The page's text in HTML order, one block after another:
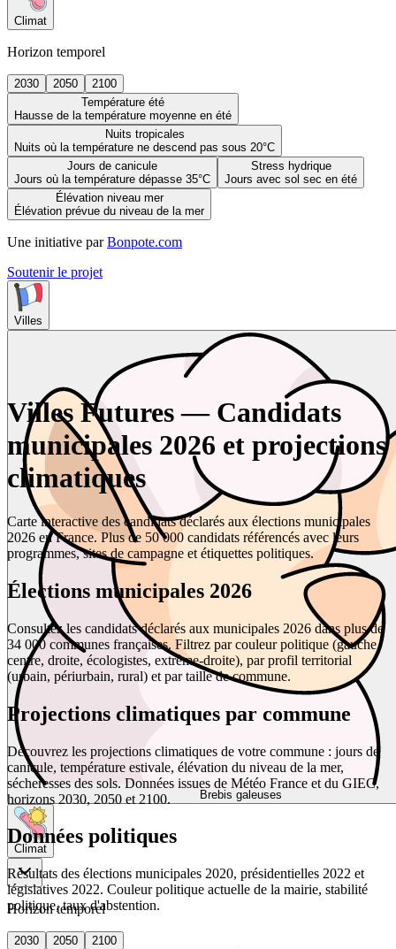
Climat
Horizon temporel
2030 2050
2100
Température été
Hausse de la température moyenne en été
Nuits tropicales
Nuits où la température ne descend pas sous 20°C
Jours de canicule
Jours où la température dépasse 35°C
Stress hydrique
Jours avec sol sec en été
Élévation niveau mer
Élévation prévue du niveau de la mer
Une initiative par Bonpote.com
Soutenir le projet
Villes
Brebis galeuses
Climat
Horizon temporel
2030 2050
2100
Villes Futures — Candidats
municipales 2026 et projections
climatiques
Carte interactive des candidats déclarés aux élections municipales
2026 en France. Plus de 50 000 candidats référencés avec leurs
programmes, sites de campagne et étiquettes politiques.
Élections municipales 2026
Consultez les candidats déclarés aux municipales 2026 dans plus de
34 000 communes françaises. Filtrez par couleur politique (gauche,
centre, droite, écologistes, extrême-droite), par profil territorial
(urbain, périurbain, rural) et par taille de commune.
Projections climatiques par commune
Découvrez les projections climatiques de votre commune : jours de
canicule, température estivale, élévation du niveau de la mer,
sécheresses des sols. Données issues de Météo France et du GIEC,
horizons 2030, 2050 et 2100.
Données politiques
Résultats des élections municipales 2020, présidentielles 2022 et
législatives 2022. Couleur politique actuelle de la mairie, stabilité
politique, taux d'abstention.